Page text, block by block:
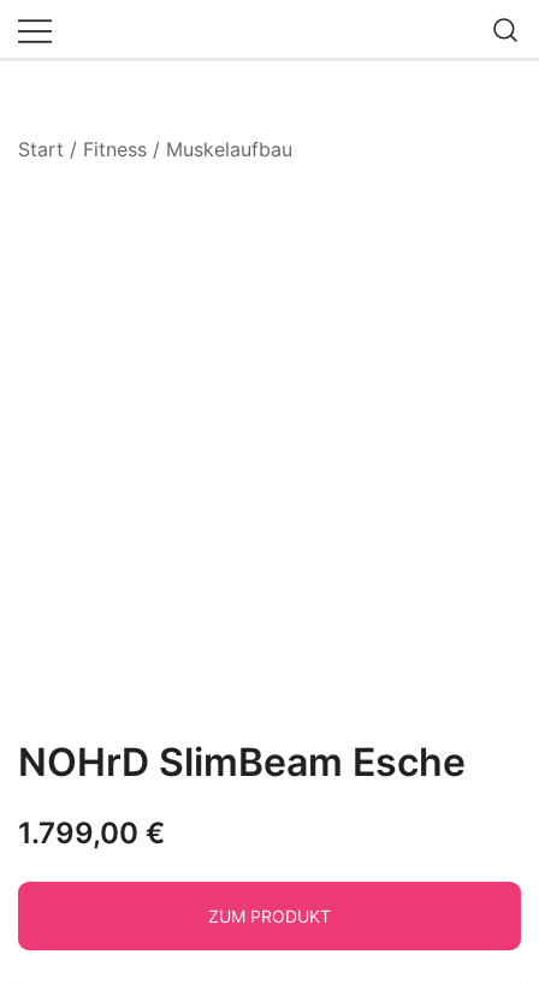
Zum
Inhalt
Start / Fitness / Muskelaufbau
NOHrD SlimBeam Esche
1.799,00 €
ZUM PRODUKT